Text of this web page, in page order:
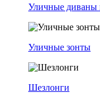
Уличные диваны
Уличные зонты
Шезлонги